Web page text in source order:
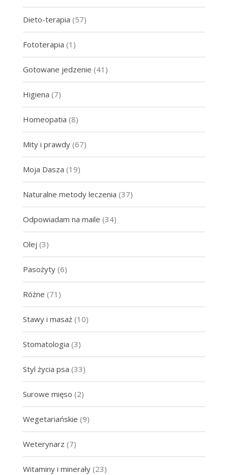
Dieto-terapia (57)
Fototerapia (1)
Gotowane jedzenie (41)
Higiena (7)
Homeopatia (8)
Mity i prawdy(67)
Moja Dasza (19)
Naturalne metody leczenia (37)
Odpowiadam na maile (34)
Olej (3)
Pasożyty(6)
Różne (71)
Stawy i masaż(10)
Stomatologia (3)
Styl życia psa (33)
Surowe mięso (2)
Wegetariańskie (9)
Weterynarz (7)
Witaminy i minerały(23)